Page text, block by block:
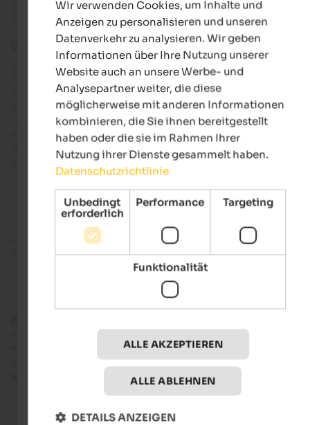
gemütlichen Spazierwege an, die Sie rund um Kiens und
Ehrenburg erwarten.
Wanderung zum Schloss Ehrenburg
Zum Schloss gelangt man auf einer 2,5 km langen
Ausgangspunkt ist Ehrenburg/Kiens. Von dort folgt man der
Schlossstraße zum Schloss. Um die kurze Wanderung etwas
auszudehnen empfehlen wir einen Besuch im traditionellen
Gasthaus Knapp, wo es leckere Pustertaler Spezialitäten gibt.
Am Schloss können Besucher die Wanderung fortsetzen und
die außergewöhnliche Kulturlandschaft rund um Ehrenburg
und Montal entdecken.
Rathausplatz 7 - 39031 Bruneck
info@bruneck.com
GERMAN
Wir verwenden Cookies, um Inhalte und
Anzeigen zu personalisieren und unseren
Datenverkehr zu analysieren. Wir geben
Informationen über Ihre Nutzung unserer
Website auch an unsere Werbe- und
Analysepartner weiter, die diese
möglicherweise mit anderen Informationen
kombinieren, die Sie ihnen bereitgestellt
haben oder die sie im Rahmen Ihrer
Nutzung ihrer Dienste gesammelt haben.
Datenschutzrichtlinie
Unbedingt
erforderlich
Performance Targeting
Funktionalität
ALLE AKZEPTIEREN
ALLE ABLEHNEN
DETAILS ANZEIGEN